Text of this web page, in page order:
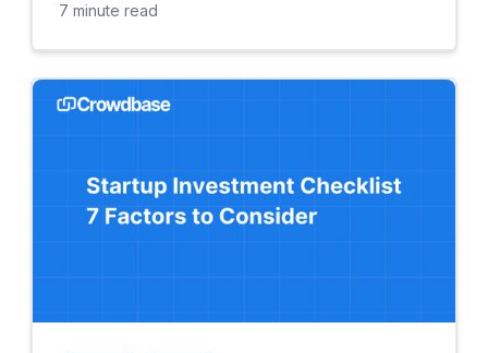
7 minute read